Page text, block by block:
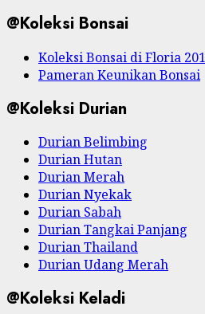
@Koleksi Bonsai
Koleksi Bonsai di Floria
Pameran Keunikan Bonsai
@Koleksi Durian
Durian Belimbing
Durian Hutan
Durian Merah
Durian Nyekak
Durian Sabah
Durian Tangkai Panjang
Durian Thailand
Durian Udang Merah
@Koleksi Keladi